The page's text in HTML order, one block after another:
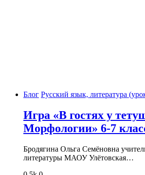
Блог Русский язык, литература
Игра «В гостях у
Морфологии» 6-7
Бродягина Ольга Семёновна
литературы МАОУ Улётовская…